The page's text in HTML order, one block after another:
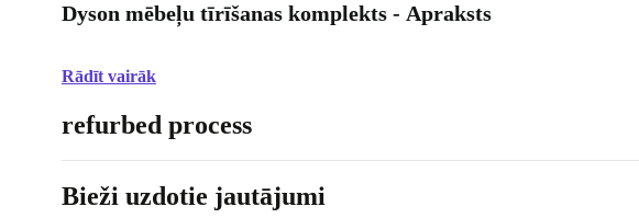
Dyson mēbeļu tīrīšanas komplekts - Apraksts
Rādīt vairāk
refurbed process
Bieži uzdotie jautājumi